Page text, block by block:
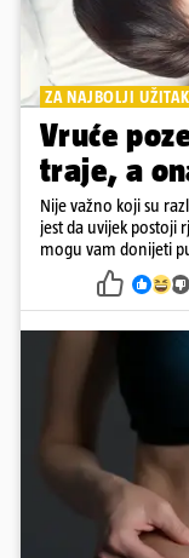
ZA NAJBOLJI UŽITAK
Vruće
traje, a
Nije važno koji su
jest da uvijek postoji
mogu vam donijeti